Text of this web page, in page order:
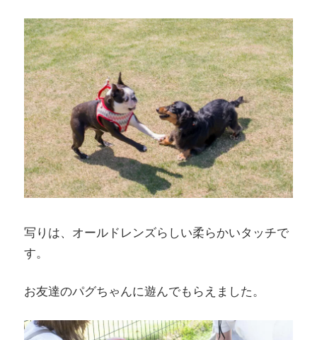
写りは、オールドレンズらしい柔らかいタッチで
す。
お友達のパグちゃんに遊んでもらえました。